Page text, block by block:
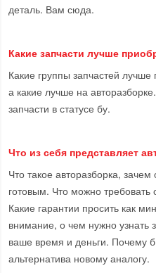
деталь. Вам сюда.
Какие запчасти лучше
Какие группы запчастей
а какие лучше на
запчасти в статусе бу.
Что из себя представляет
Что такое авторазборка,
готовым. Что можно требовать
Какие гарантии просить как
внимание, о чем нужно узнать
ваше время и деньги. Почему
альтернатива новому аналогу.